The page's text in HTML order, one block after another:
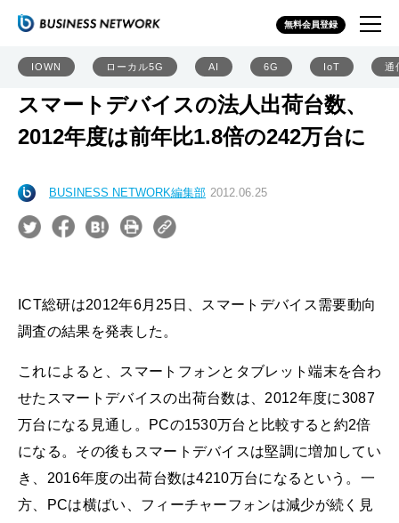
無料会員登録
IOWN ローカル5G AI 6G IoT 通
スマートデバイスの法人出荷台数、
2012年度は前年比1.8倍の242万台に
BUSINESS NETWORK編集部 2012.06.25
ICT総研は2012年6月25日、スマートデバイス需要動向
調査の結果を発表した。
これによると、スマートフォンとタブレット端末を合わ
せたスマートデバイスの出荷台数は、2012年度に3087
万台になる見通し。PCの1530万台と比較すると約2倍
になる。その後もスマートデバイスは堅調に増加してい
き、2016年度の出荷台数は4210万台になるという。一
方、PCは横ばい、フィーチャーフォンは減少が続く見